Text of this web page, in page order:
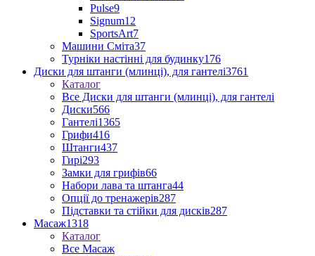
Pulse9
Signum12
SportsArt7
Машини Сміта37
Турніки настінні для будинку176
Диски для штанги (млинці), для гантелі3761
Каталог
Все Диски для штанги (млинці), для гантелі
Диски566
Гантелі1365
Грифи416
Штанги437
Гирі293
Замки для грифів66
Набори лава та штанга44
Опції до тренажерів287
Підставки та стійки для дисків287
Масаж1318
Каталог
Все Масаж